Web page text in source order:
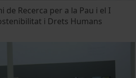
de Recerca per a la Pau i el I
i Drets Humans